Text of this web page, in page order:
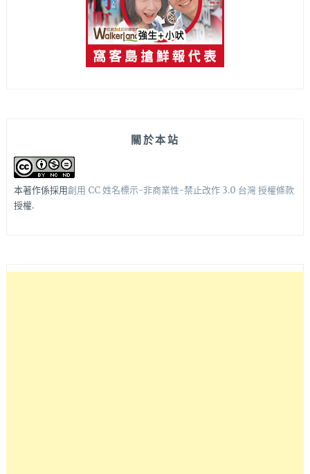
關於本站
本著作係採用創用 CC 姓名標示-非商業性-禁止改作 3.0 台灣 授權條款
授權.